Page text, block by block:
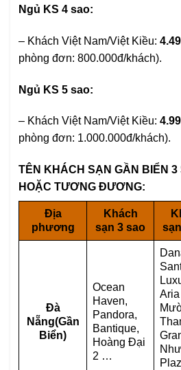
Ngủ KS 4 sao:
– Khách Việt Nam/Việt Kiều:
phòng đơn: 800.000đ/khách).
Ngủ KS 5 sao:
– Khách Việt Nam/Việt Kiều:
phòng đơn: 1.000.000đ/khách).
TÊN KHÁCH SẠN GẦN BIỂN 3
HOẶC TƯƠNG ĐƯƠNG:
Địa
phương
Khách
sạn 3 sao
Đà
Nẵng(Gần
Biển)
Ocean
Haven,
Pandora,
Bantique,
Hoàng Đại
2 …
Aria